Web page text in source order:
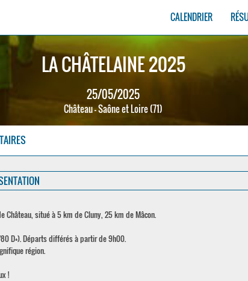
CALENDRIER
LA CHÂTELAINE 2025
25/05/2025
Château - Saône et Loire (71)
situé à 5 km de Cluny, 25 km de Mâcon.
D+). Départs différés à partir de 9h00.
région.
!